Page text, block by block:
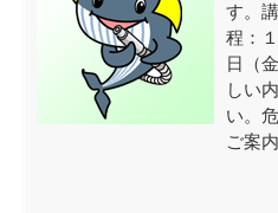
す。
程：
日（
しい
い。
ご案内